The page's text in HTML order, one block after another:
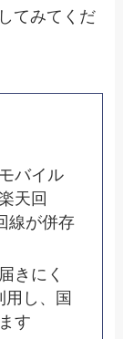
てみてくだ
バイル
天回
線が併存
きにく
用し、国
す